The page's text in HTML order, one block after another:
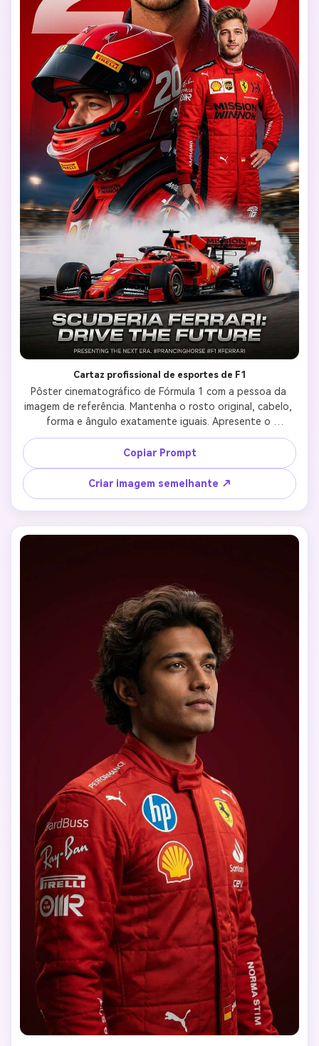
Cartaz profissional de esportes de F1
Pôster cinematográfico de Fórmula 1 com a pessoa da
imagem de referência. Mantenha o rosto original, cabelo,
forma e ângulo exatamente iguais. Apresente o
personagem em três perspectivas: um retrato de close-
up sem capacete, um perfil lateral usando um capacete
de corrida estilo Ferrari e uma foto de corpo inteiro em
um terno de corrida vermelho da Ferrari com logotipos do
patrocinador. Na parte inferior, coloque um carro Ferrari
de Fórmula 1 realizando um burnout com pesada fumaça
de pneus, mostrando claramente o número de corrida "7"
cinematográfica, design profissional de cartazes de
motorsport, alta resolução.
Copiar Prompt
Criar imagem semelhante ↗